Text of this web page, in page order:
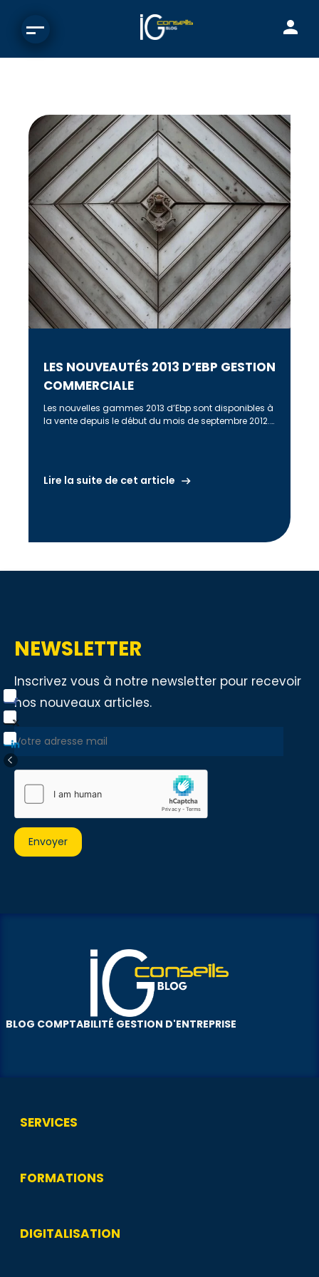
LES NOUVEAUTÉS 2013 D’EBP GESTION
COMMERCIALE
Les nouvelles gammes 2013 d’Ebp sont disponibles à
la vente depuis le début du mois de septembre 2012.
Lire la suite de cet article
NEWSLETTER
Inscrivez vous à notre newsletter pour recevoir
nos nouveaux articles.
BLOG COMPTABILITÉ GESTION D'ENTREPRISE
SERVICES
FORMATIONS
DIGITALISATION